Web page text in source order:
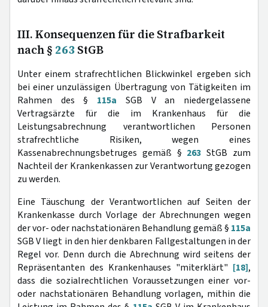
III. Konsequenzen für die Strafbarkeit
nach § 263 StGB
Unter einem strafrechtlichen Blickwinkel ergeben sich
bei einer unzulässigen Übertragung von Tätigkeiten im
Rahmen des § 115a SGB V an niedergelassene
Vertragsärzte für die im Krankenhaus für die
Leistungsabrechnung verantwortlichen Personen
strafrechtliche Risiken, wegen eines
Kassenabrechnungsbetruges gemäß § 263 StGB zum
Nachteil der Krankenkassen zur Verantwortung gezogen
zu werden.
Eine Täuschung der Verantwortlichen auf Seiten der
Krankenkasse durch Vorlage der Abrechnungen wegen
der vor- oder nachstationären Behandlung gemäß § 115a
SGB V liegt in den hier denkbaren Fallgestaltungen in der
Regel vor. Denn durch die Abrechnung wird seitens der
Repräsentanten des Krankenhauses "miterklärt" [18],
dass die sozialrechtlichen Voraussetzungen einer vor-
oder nachstationären Behandlung vorlagen, mithin die